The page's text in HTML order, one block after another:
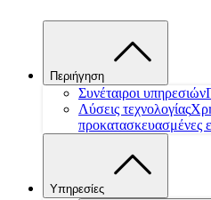
Περιήγηση
Συνέταιροι υπηρεσιών
Λύσεις τεχνολογίας
προκατασκευασμένες
Υπηρεσίες